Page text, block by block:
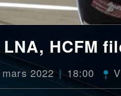
HCFM
2022 18:00